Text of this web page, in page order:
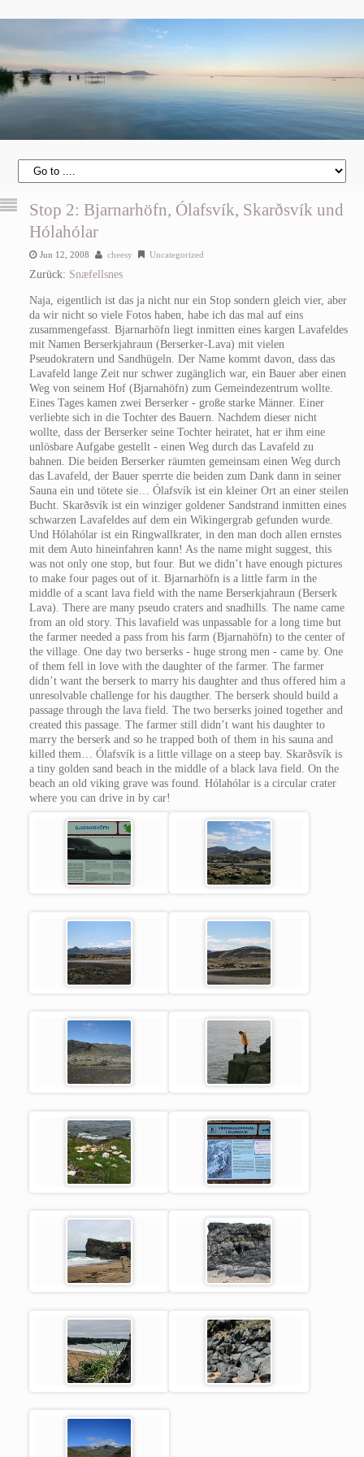
Stop 2: Bjarnarhöfn, Ólafsvík, Skarðsvík und
Hólahólar
Jun 12, 2008 cheesy Uncategorized
Zurück: Snæfellsnes
Naja, eigentlich ist das ja nicht nur ein Stop sondern gleich vier, aber
da wir nicht so viele Fotos haben, habe ich das mal auf eins
zusammengefasst. Bjarnarhöfn liegt inmitten eines kargen Lavafeldes
mit Namen Berserkjahraun (Berserker-Lava) mit vielen
Pseudokratern und Sandhügeln. Der Name kommt davon, dass das
Lavafeld lange Zeit nur schwer zugänglich war, ein Bauer aber einen
Weg von seinem Hof (Bjarnahöfn) zum Gemeindezentrum wollte.
Eines Tages kamen zwei Berserker - große starke Männer. Einer
verliebte sich in die Tochter des Bauern. Nachdem dieser nicht
wollte, dass der Berserker seine Tochter heiratet, hat er ihm eine
unlösbare Aufgabe gestellt - einen Weg durch das Lavafeld zu
bahnen. Die beiden Berserker räumten gemeinsam einen Weg durch
das Lavafeld, der Bauer sperrte die beiden zum Dank dann in seiner
Sauna ein und tötete sie… Ólafsvík ist ein kleiner Ort an einer steilen
Bucht. Skarðsvík ist ein winziger goldener Sandstrand inmitten eines
schwarzen Lavafeldes auf dem ein Wikingergrab gefunden wurde.
Und Hólahólar ist ein Ringwallkrater, in den man doch allen ernstes
mit dem Auto hineinfahren kann! As the name might suggest, this
was not only one stop, but four. But we didn’t have enough pictures
to make four pages out of it. Bjarnarhöfn is a little farm in the
middle of a scant lava field with the name Berserkjahraun (Berserk
Lava). There are many pseudo craters and snadhills. The name came
from an old story. This lavafield was unpassable for a long time but
the farmer needed a pass from his farm (Bjarnahöfn) to the center of
the village. One day two berserks - huge strong men - came by. One
of them fell in love with the daughter of the farmer. The farmer
didn’t want the berserk to marry his daughter and thus offered him a
unresolvable challenge for his daugther. The berserk should build a
passage through the lava field. The two berserks joined together and
created this passage. The farmer still didn’t want his daughter to
marry the berserk and so he trapped both of them in his sauna and
killed them… Ólafsvík is a little village on a steep bay. Skarðsvík is
a tiny golden sand beach in the middle of a black lava field. On the
beach an old viking grave was found. Hólahólar is a circular crater
where you can drive in by car!